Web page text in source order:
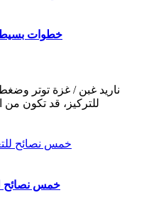
6 خطوات
ناريد غبن / غزة توتر
للتركيز، قد تكون
خمس نصائح